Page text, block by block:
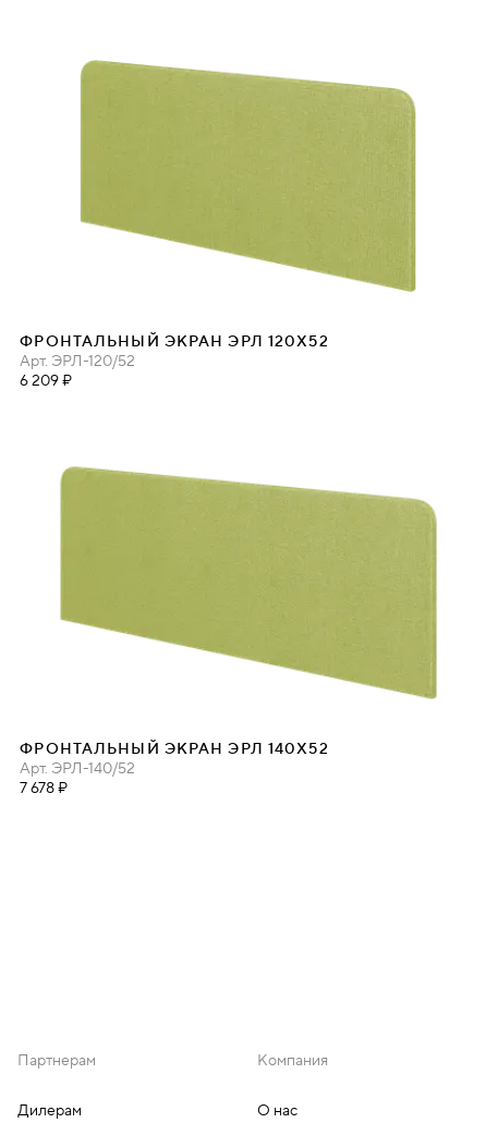
ФРОНТАЛЬНЫЙ ЭКРАН ЭРЛ 120Х52
Арт. ЭРЛ-120/52
6 209 ₽
ФРОНТАЛЬНЫЙ ЭКРАН ЭРЛ 140Х52
Арт. ЭРЛ-140/52
7 678 ₽
Партнерам
Дилерам
Компания
О нас